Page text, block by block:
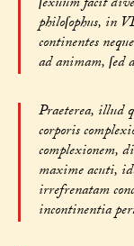
philoſophus, in
continentes
ad animam,
Praeterea, illud
corporis
complexionem,
maxime acuti,
irrefrenatam
incontinentia